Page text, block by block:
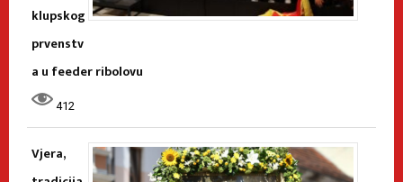
klupskog
prvenstv
a u feeder ribolovu
412
Vjera,